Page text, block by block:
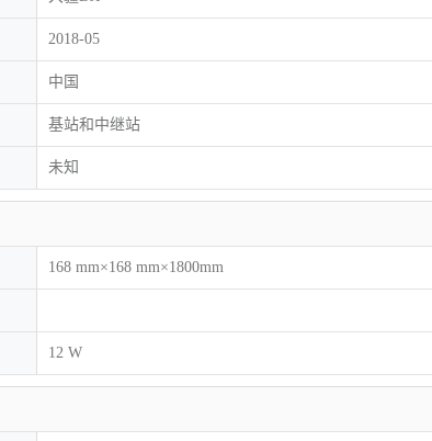
2018-05
中国
基站和中继站
未知
168 mm×168 mm×1800mm
12 W